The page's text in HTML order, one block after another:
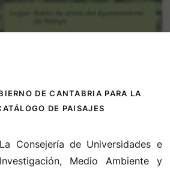
DE CANTABRIA PARA LA
DE PAISAJES
La Consejería de Universidades e
Investigación, Medio Ambiente y